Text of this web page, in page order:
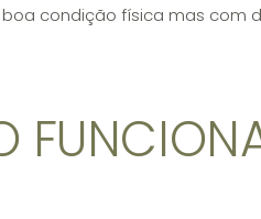
condição física mas com